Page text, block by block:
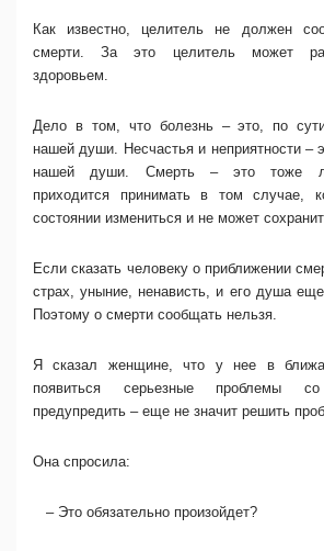
Как известно, целитель не должен
смерти. За это целитель может
здоровьем.
Дело в том, что болезнь – это, по
нашей души. Несчастья и неприятности –
нашей души. Смерть – это тоже
приходится принимать в том случае,
состоянии измениться и не может
Если сказать человеку о приближении
страх, уныние, ненависть, и его душа еще
Поэтому о смерти сообщать нельзя.
Я сказал женщине, что у нее в
появиться серьезные проблемы
предупредить – еще не значит решить
Она спросила:
– Это обязательно произойдет?